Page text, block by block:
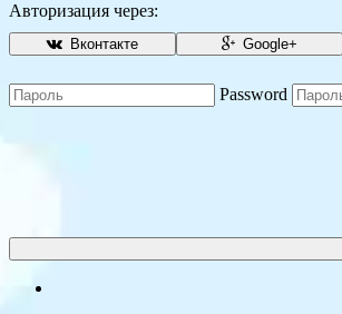
Авторизация через:
Вконтакте Google+
Password